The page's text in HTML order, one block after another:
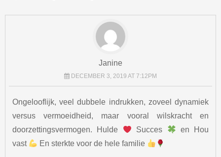
Janine
DECEMBER 3, 2019 AT 7:12PM
Ongelooflijk, veel dubbele indrukken, zoveel dynamiek
versus vermoeidheid, maar vooral wilskracht en
doorzettingsvermogen. Hulde
Succes
en Hou
vast
En sterkte voor de hele familie